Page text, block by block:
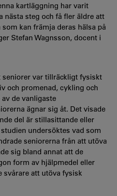
kartläggning har varit
nästa steg och få fler äldre att
kan främja deras hälsa på
Stefan Wagnsson, docent i
seniorer var tillräckligt fysiskt
och promenad, cykling och
de vanligaste
ägnar sig åt. Det visade
del är stillasittande eller
undersöktes vad som
seniorerna från att utöva
sig bland annat att de
form av hjälpmedel eller
svårare att utöva fysisk